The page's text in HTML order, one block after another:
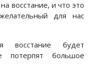
восстание, и что это
для нас
будет
потерпят большое